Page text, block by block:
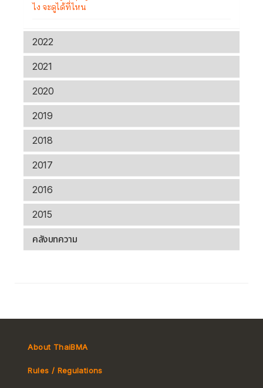
ไง จะดูได้ที่ไหน
2022
2021
2020
2019
2018
2017
2016
2015
คลังบทความ
About ThaiBMA
Rules / Regulations